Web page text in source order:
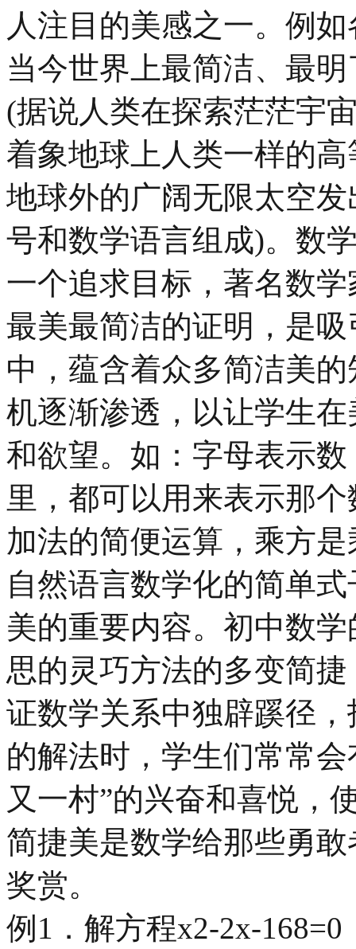
人注目的美感之一。例
当今世界上最简洁、最
(据说人类在探索茫茫宇
着象地球上人类一样的
地球外的广阔无限太空
号和数学语言组成)。数
一个追求目标，著名数
最美最简洁的证明，是
中，蕴含着众多简洁美
机逐渐渗透，以让学生
和欲望。如：字母表示
里，都可以用来表示那
加法的简便运算，乘方
自然语言数学化的简单
美的重要内容。初中数
思的灵巧方法的多变简
证数学关系中独辟蹊径
的解法时，学生们常常
又一村”的兴奋和喜悦，
简捷美是数学给那些勇
奖赏。
例1．解方程x2-2x-168=0